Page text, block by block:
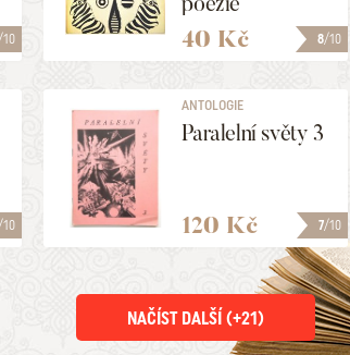
8/10
40 Kč
7/10
ANTOLOGIE
Paralelní světy 3
120 Kč
NAČÍST DALŠÍ (+21)